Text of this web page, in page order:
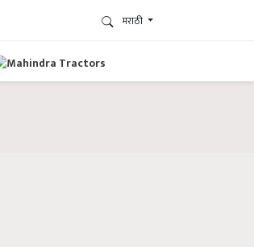
मराठी